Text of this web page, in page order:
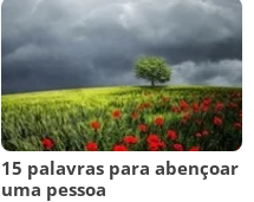
15 palavras para abençoar
uma pessoa